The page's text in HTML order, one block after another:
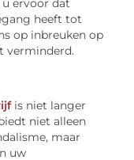
ervoor dat
heeft tot
op inbreuken op
verminderd.
is niet langer
niet alleen
maar
uw